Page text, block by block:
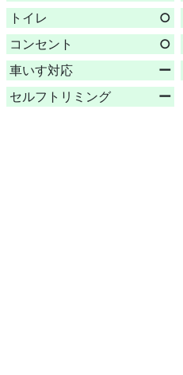
トイレ
○
コンセント
○
車いす対応
ー
セルフトリミング
ー